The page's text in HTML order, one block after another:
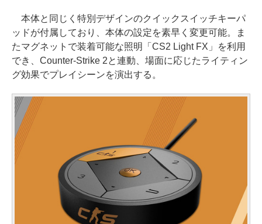
本体と同じく特別デザインのクイックスイッチキーパ
ッドが付属しており、本体の設定を素早く変更可能。ま
たマグネットで装着可能な照明「CS2 Light FX」を利用
でき、Counter-Strike 2と連動、場面に応じたライティン
グ効果でプレイシーンを演出する。